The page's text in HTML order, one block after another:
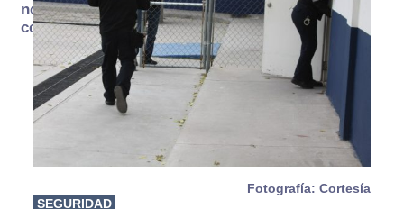
no se
consume
Fotografía: Cortesía
SEGURIDAD